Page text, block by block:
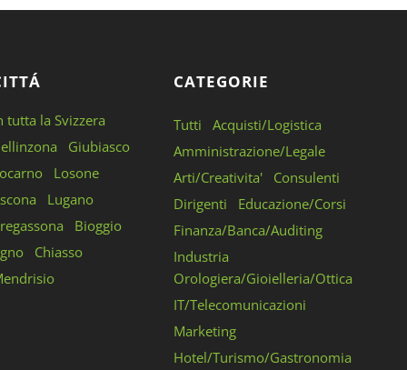
tutta la Svizzera
Giubiasco
Losone
Lugano
Bioggio
Chiasso
CATEGORIE
Tutti
Acquisti/Logistica
Amministrazione/Legale
Arti/Creativita'
Consulenti
Dirigenti
Educazione/Corsi
Finanza/Banca/Auditing
Industria
Orologiera/Gioielleria/Ottica
IT/Telecomunicazioni
Marketing
Hotel/Turismo/Gastronomia